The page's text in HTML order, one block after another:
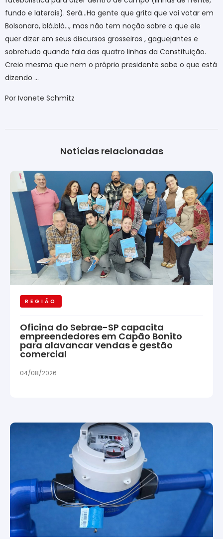
fundo e laterais). Será…Ha gente que grita que vai votar em
Bolsonaro, blá.blá…, mas não tem noção sobre o que ele
quer dizer em seus discursos grosseiros , gaguejantes e
sobretudo quando fala das quatro linhas da Constituição.
Creio mesmo que nem o próprio presidente sabe o que está
dizendo …
Por Ivonete Schmitz
Notícias relacionadas
REGIÃO
Oficina do Sebrae-SP capacita
empreendedores em Capão Bonito
para alavancar vendas e gestão
comercial
04/08/2026